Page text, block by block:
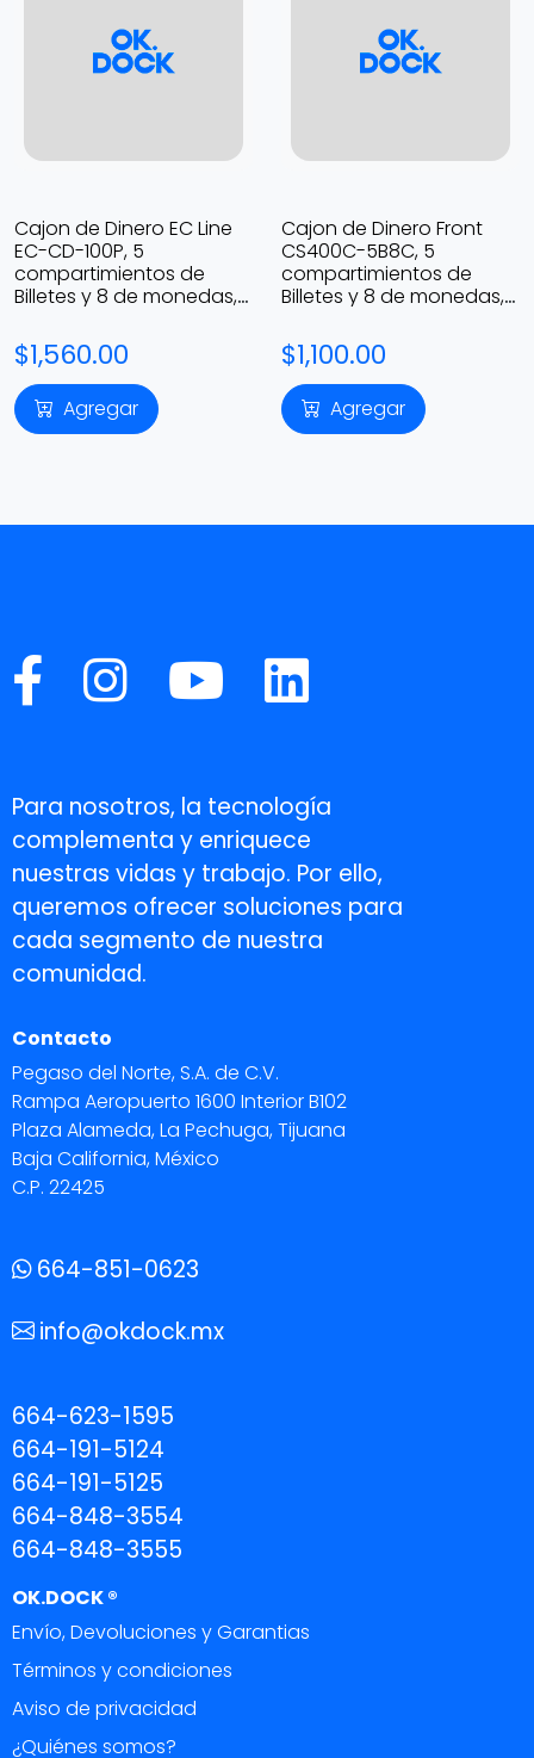
Cajon de Dinero EC Line
EC-CD-100P, 5
compartimientos de
Billetes y 8 de monedas, 2
inoxidable,Color plata
$1,560.00
Agregar
Cajon de Dinero Front
CS400C-5B8C, 5
compartimientos de
Billetes y 8 de monedas, 2
$1,100.00
Agregar
Para nosotros, la tecnología
complementa y enriquece
nuestras vidas y trabajo. Por ello,
queremos ofrecer soluciones para
cada segmento de nuestra
comunidad.
Contacto
Pegaso del Norte, S.A. de C.V.
Rampa Aeropuerto 1600 Interior B102
Plaza Alameda, La Pechuga, Tijuana
Baja California, México
C.P. 22425
664-851-0623
info@okdock.mx
664-623-1595
664-191-5124
664-191-5125
664-848-3554
664-848-3555
OK.DOCK ®
Envío, Devoluciones y Garantias
Términos y condiciones
Aviso de privacidad
¿Quiénes somos?